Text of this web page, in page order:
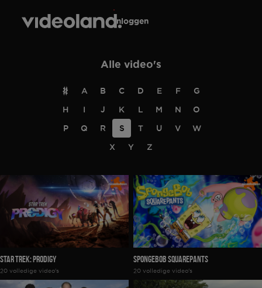
Inloggen
Alle video's
# A B C D E F
G
H
I J K L M N
O
P
Q R S T U V
W
X
Y Z
Star Trek: Prodigy
20 volledige video's
SpongeBob SquarePants
20 volledige video's